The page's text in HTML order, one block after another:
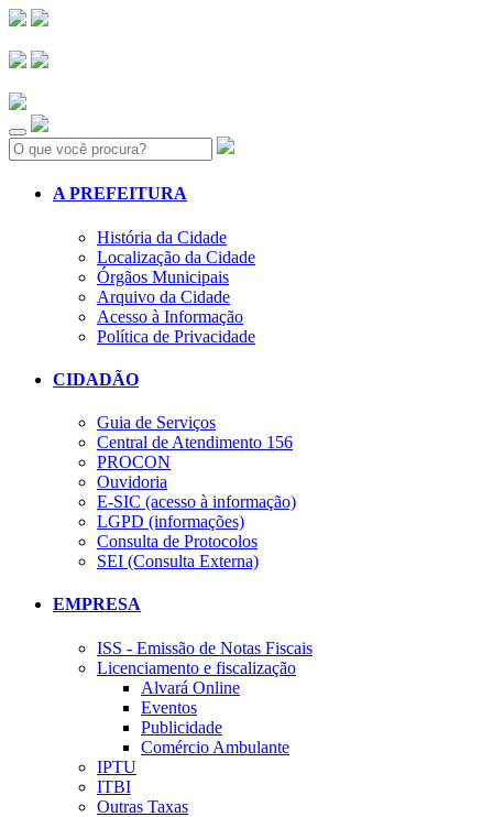
Search:
A PREFEITURA
História da Cidade
Localização da Cidade
Órgãos Municipais
Arquivo da Cidade
Acesso à Informação
Política de Privacidade
CIDADÃO
Guia de Serviços
Central de Atendimento 156
PROCON
Ouvidoria
E-SIC (acesso à informação)
LGPD (informações)
Consulta de Protocolos
SEI (Consulta Externa)
EMPRESA
ISS - Emissão de Notas Fiscais
Licenciamento e fiscalização
Alvará Online
Eventos
Publicidade
Comércio Ambulante
IPTU
ITBI
Outras Taxas